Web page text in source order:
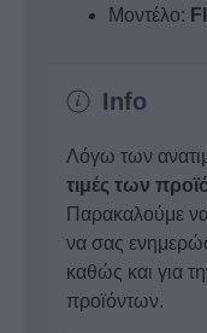
Μοντέλο:
Info
Λόγω των
τιμές των
Παρακαλούμε να
να σας
καθώς και για
προϊόντων.